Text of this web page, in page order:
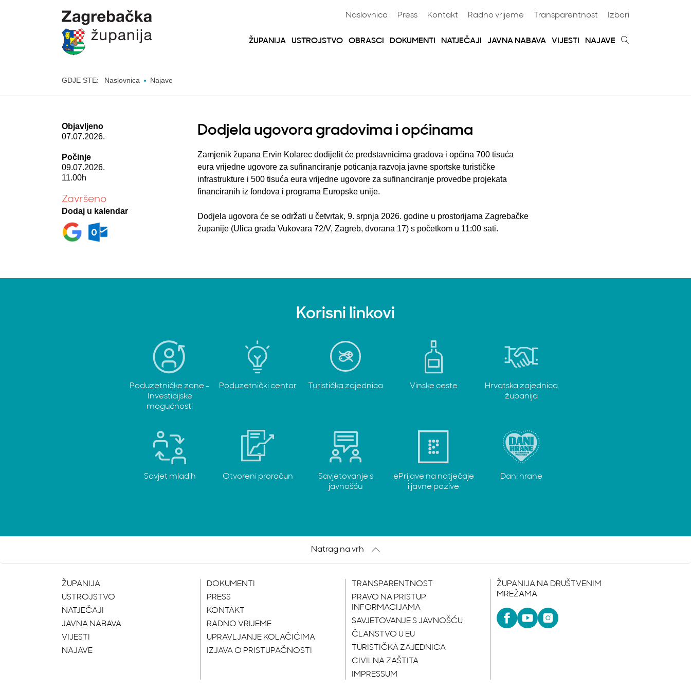
Naslovnica Press Kontakt Radno vrijeme Transparentnost Izbori
ŽUPANIJA USTROJSTVO OBRASCI DOKUMENTI NATJEČAJI JAVNA NABAVA VIJESTI NAJAVE
GDJE STE: Naslovnica Najave
Objavljeno
07.07.2026.
Počinje
09.07.2026.
11.00h
Završeno
Dodaj u kalendar
Dodjela ugovora gradovima i općinama
Zamjenik župana Ervin Kolarec dodijelit će predstavnicima gradova i općina 700 tisuća
eura vrijedne ugovore za sufinanciranje poticanja razvoja javne sportske turističke
infrastrukture i 500 tisuća eura vrijedne ugovore za sufinanciranje provedbe projekata
financiranih iz fondova i programa Europske unije.
Dodjela ugovora će se održati u četvrtak, 9. srpnja 2026. godine u prostorijama Zagrebačke
županije (Ulica grada Vukovara 72/V, Zagreb, dvorana 17) s početkom u 11:00 sati.
Korisni linkovi
Poduzetničke zone -
Investicijske
mogućnosti
Poduzetnički centar Turistička zajednica Vinske ceste
Hrvatska zajednica
županija
Savjet mladih Otvoreni proračun
Savjetovanje s
javnošću
ePrijave na natječaje
i javne pozive
Dani hrane
Natrag na vrh
ŽUPANIJA
USTROJSTVO
NATJEČAJI
JAVNA NABAVA
VIJESTI
NAJAVE
DOKUMENTI
PRESS
KONTAKT
RADNO VRIJEME
UPRAVLJANJE KOLAČIĆIMA
IZJAVA O PRISTUPAČNOSTI
TRANSPARENTNOST
PRAVO NA PRISTUP
INFORMACIJAMA
SAVJETOVANJE S JAVNOŠĆU
ČLANSTVO U EU
TURISTIČKA ZAJEDNICA
CIVILNA ZAŠTITA
IMPRESSUM
ŽUPANIJA NA DRUŠTVENIM
MREŽAMA